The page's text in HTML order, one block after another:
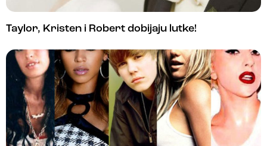
Taylor, Kristen i Robert dobijaju lutke!